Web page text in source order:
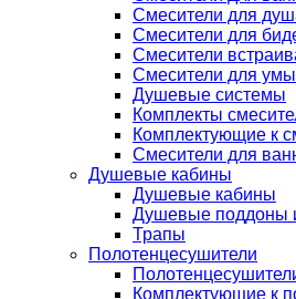
Смесители для
Смесители для
Смесители
Смесители для
Душевые системы
Комплекты
Комплектующие к
Смесители для
Душевые кабины
Душевые кабины
Душевые поддоны
Трапы
Полотенцесушители
Комплектующие к